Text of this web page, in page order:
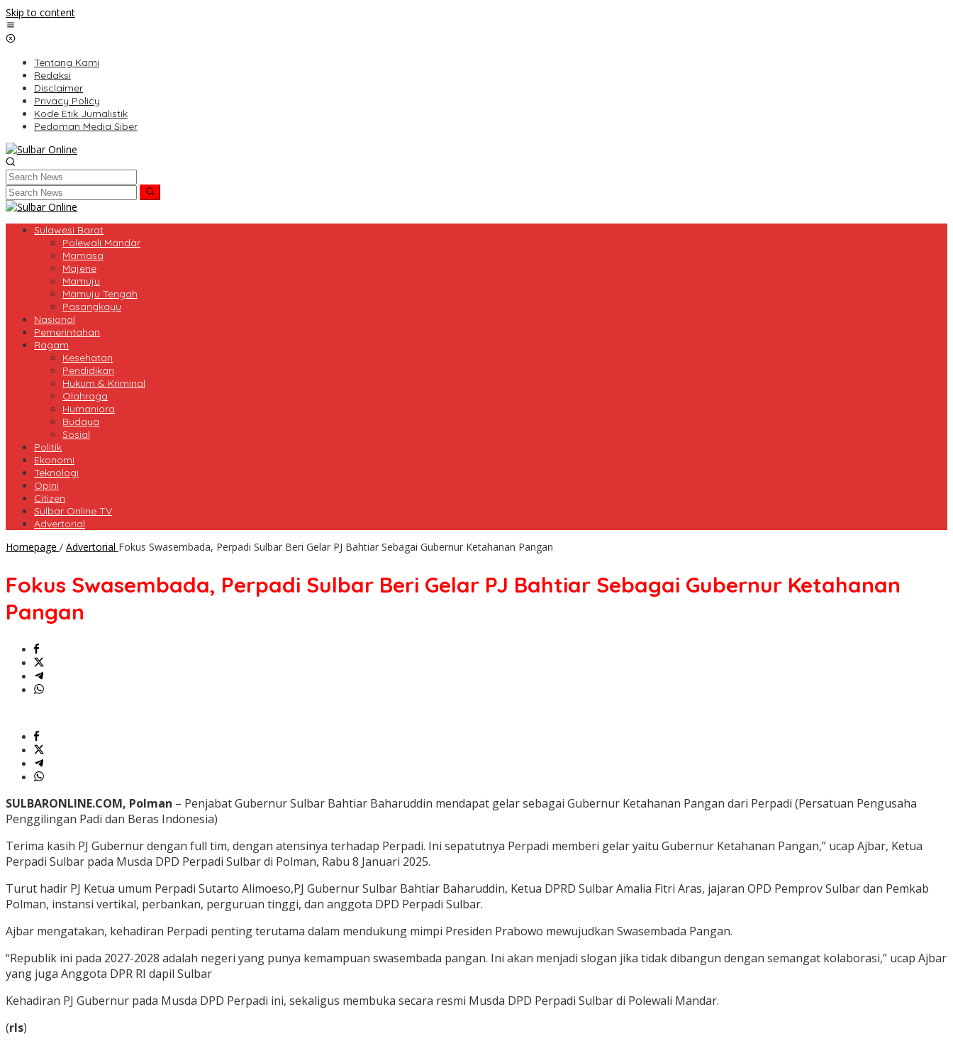
Skip to content
Tentang Kami
Redaksi
Disclaimer
Privacy Policy
Kode Etik Jurnalistik
Pedoman Media Siber
Sulawesi Barat
Polewali Mandar
Mamasa
Majene
Mamuju
Mamuju Tengah
Pasangkayu
Nasional
Pemerintahan
Ragam
Kesehatan
Pendidikan
Hukum & Kriminal
Olahraga
Humaniora
Budaya
Sosial
Politik
Ekonomi
Teknologi
Opini
Citizen
Sulbar Online TV
Advertorial
Homepage / Advertorial Fokus Swasembada, Perpadi Sulbar Beri Gelar PJ Bahtiar Sebagai Gubernur Ketahanan Pangan
Fokus Swasembada, Perpadi Sulbar Beri Gelar PJ Bahtiar Sebagai Gubernur Ketahanan
Pangan
SULBARONLINE.COM, Polman – Penjabat Gubernur Sulbar Bahtiar Baharuddin mendapat gelar sebagai Gubernur Ketahanan Pangan dari Perpadi (Persatuan Pengusaha
Penggilingan Padi dan Beras Indonesia)
Terima kasih PJ Gubernur dengan full tim, dengan atensinya terhadap Perpadi. Ini sepatutnya Perpadi memberi gelar yaitu Gubernur Ketahanan Pangan,” ucap Ajbar, Ketua
Perpadi Sulbar pada Musda DPD Perpadi Sulbar di Polman, Rabu 8 Januari 2025.
Turut hadir PJ Ketua umum Perpadi Sutarto Alimoeso,PJ Gubernur Sulbar Bahtiar Baharuddin, Ketua DPRD Sulbar Amalia Fitri Aras, jajaran OPD Pemprov Sulbar dan Pemkab
Polman, instansi vertikal, perbankan, perguruan tinggi, dan anggota DPD Perpadi Sulbar.
Ajbar mengatakan, kehadiran Perpadi penting terutama dalam mendukung mimpi Presiden Prabowo mewujudkan Swasembada Pangan.
“Republik ini pada 2027-2028 adalah negeri yang punya kemampuan swasembada pangan. Ini akan menjadi slogan jika tidak dibangun dengan semangat kolaborasi,” ucap Ajbar
yang juga Anggota DPR RI dapil Sulbar
Kehadiran PJ Gubernur pada Musda DPD Perpadi ini, sekaligus membuka secara resmi Musda DPD Perpadi Sulbar di Polewali Mandar.
(rls)